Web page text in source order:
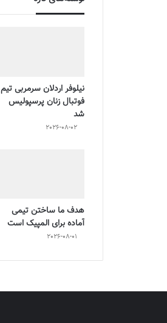
نیلوفر اردلان سرمربی تیم
فوتبال زنان پرسپولیس
شد
2026-08-02
هدف ما ساختن تیمی
آماده برای المپیک است
2026-08-01